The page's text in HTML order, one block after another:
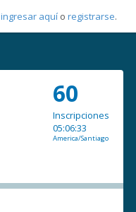
ingresar aquí o registrarse.
60
Inscripciones
05:06:33
America/Santiago